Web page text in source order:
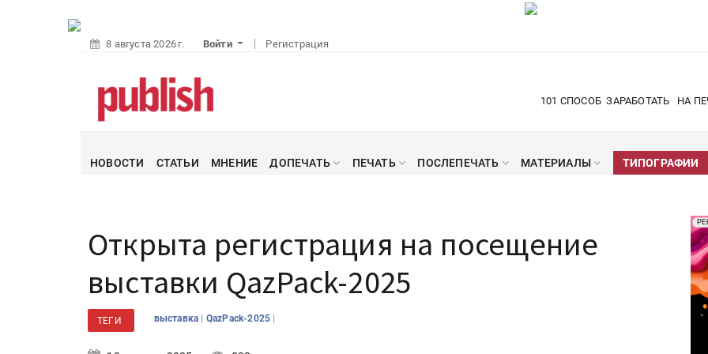
8 августа 2026 г. Войти Регистрация
101 СПОСОБ ЗАРАБОТАТЬ НА
НОВОСТИ СТАТЬИ МНЕНИЕ ДОПЕЧАТЬ ПЕЧАТЬ ПОСЛЕПЕЧАТЬ МАТЕРИАЛЫ ТИПОГРАФИИ
Открыта регистрация на посещение
выставки QazPack-2025
ТЕГИ выставка | QazPack-2025 |